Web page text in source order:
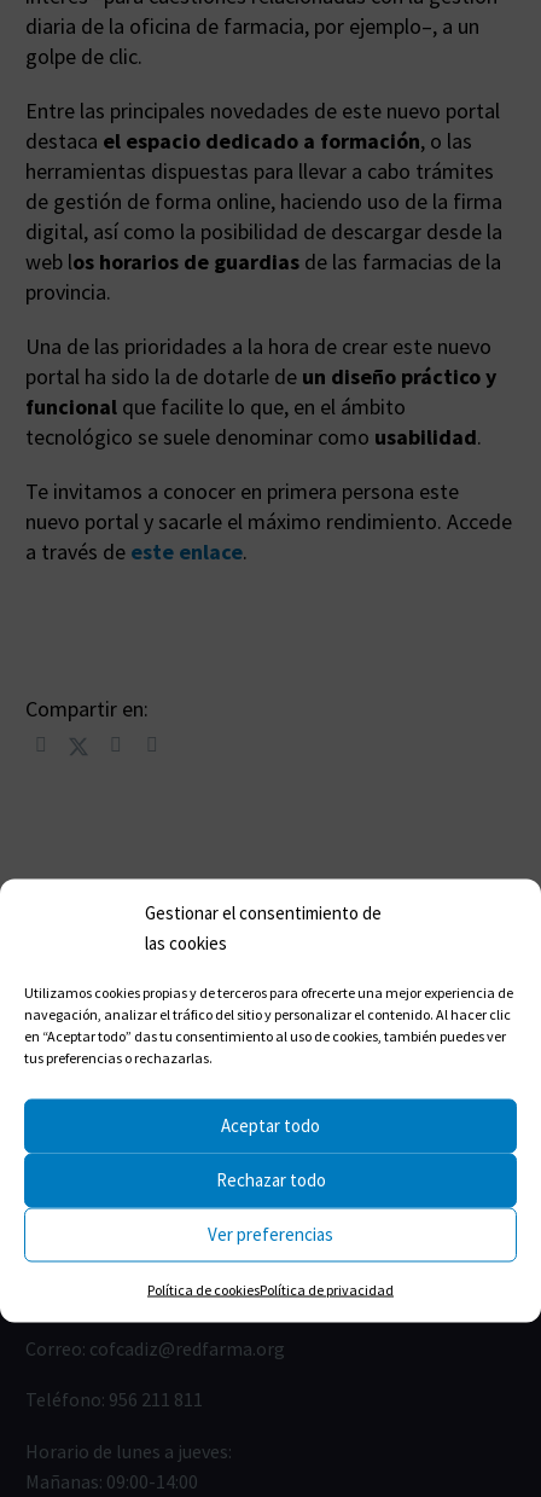
Gestionar el consentimiento de
las cookies
Utilizamos cookies propias y de terceros para ofrecerte una mejor experiencia de
navegación, analizar el tráfico del sitio y personalizar el contenido. Al hacer clic
en “Aceptar todo” das tu consentimiento al uso de cookies, también puedes ver
tus preferencias o rechazarlas.
Aceptar todo
Rechazar todo
Ver preferencias
Política de cookiesPolítica de privacidad
diaria de la oficina de farmacia, por ejemplo–, a un
golpe de clic.
Entre las principales novedades de este nuevo portal
destaca el espacio dedicado a formación, o las
herramientas dispuestas para llevar a cabo trámites
de gestión de forma online, haciendo uso de la firma
digital, así como la posibilidad de descargar desde la
web los horarios de guardias de las farmacias de la
provincia.
Una de las prioridades a la hora de crear este nuevo
portal ha sido la de dotarle de un diseño práctico y
funcional que facilite lo que, en el ámbito
tecnológico se suele denominar como usabilidad.
Te invitamos a conocer en primera persona este
nuevo portal y sacarle el máximo rendimiento. Accede
a través de este enlace.
Compartir en:
Calle Isabel la Católica, 22
Correo: cofcadiz@redfarma.org
Teléfono: 956 211 811
Horario de lunes a jueves:
Mañanas: 09:00-14:00